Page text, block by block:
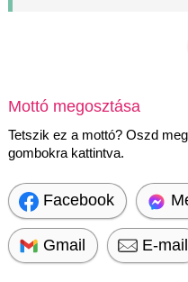
Mottó megosztása
Tetszik ez a mottó? Oszd
gombokra kattintva.
Facebook
Gmail E-mail